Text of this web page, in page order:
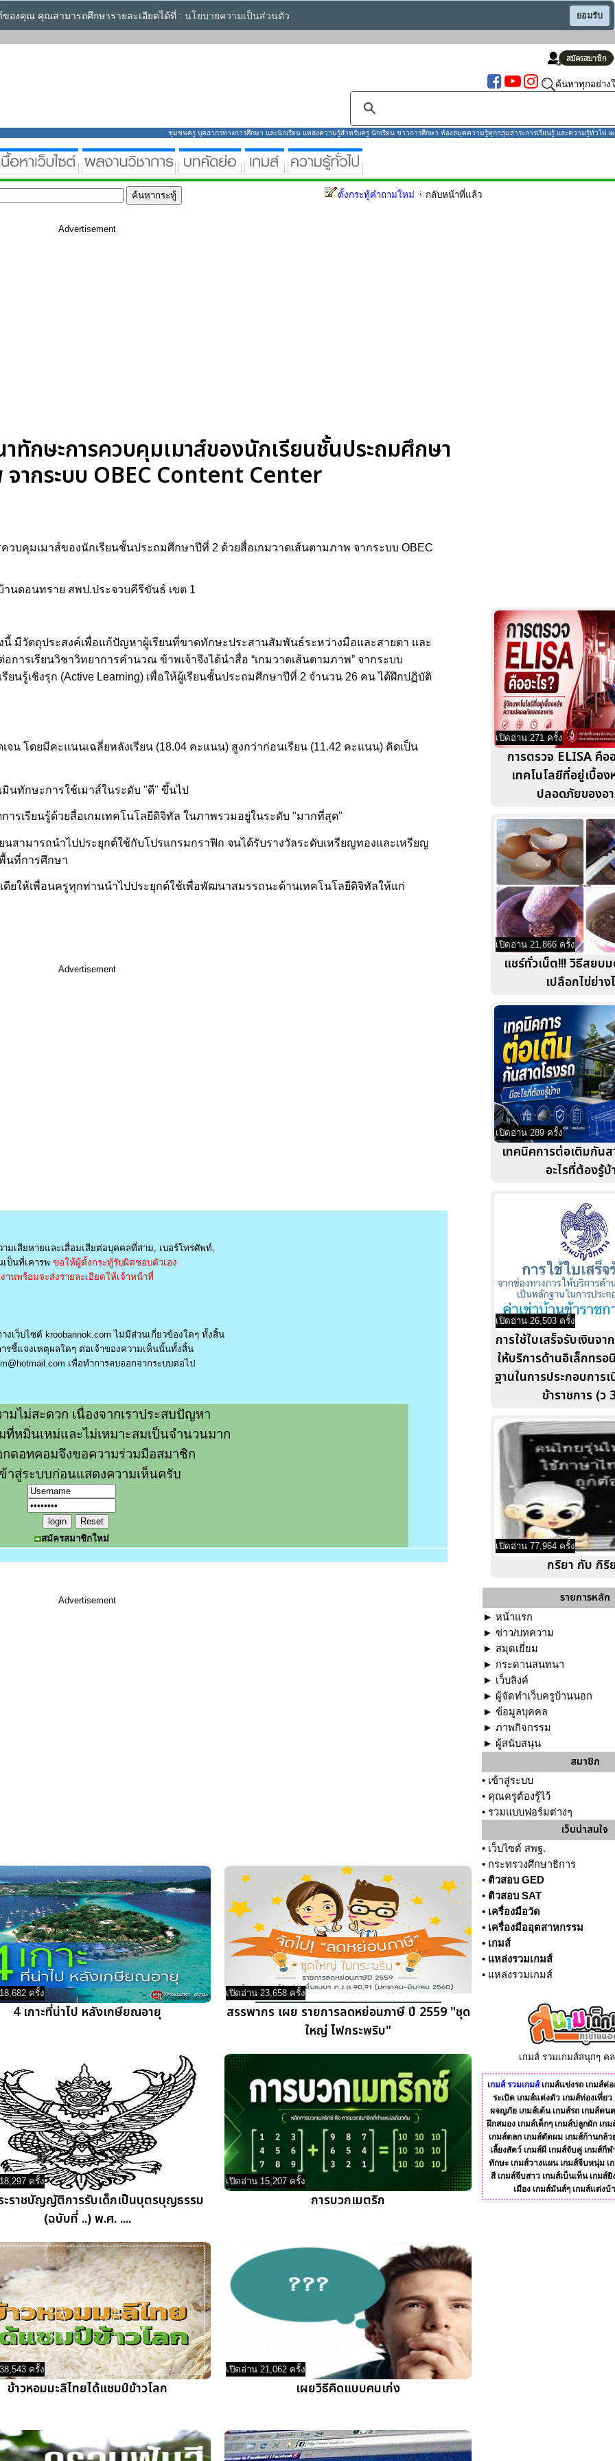
องคุณ คุณสามารถศึกษารายละเอียดได้ที่ : นโยบายความเป็นส่วนตัว ยอมรับ
ค้นหาทุกอย่าง
ชุมชนครู บุคลากรทางการศึกษา และนักเรียน แหล่งความรู้สำหรับครู นักเรียน ข่าวการศึกษา ห้องสมุดความรู้ทุกกลุ่มสาระการเรียนรู้ และความรู้ทั่วไป เ
ตั้งกระทู้คำถามใหม่ กลับหน้าที่แล้ว
Advertisement
ทักษะการควบคุมเมาส์ของนักเรียนชั้นประถมศึกษา
ากระบบ OBEC Content Center
วบคุมเมาส์ของนักเรียนชั้นประถมศึกษาปีที่ 2 ด้วยสื่อเกมวาดเส้นตามภาพ จากระบบ OBEC
านดอนทราย สพป.ประจวบคีรีขันธ์ เขต 1
นี้ มีวัตถุประสงค์เพื่อแก้ปัญหาผู้เรียนที่ขาดทักษะประสานสัมพันธ์ระหว่างมือและสายตา และ
ารเรียนวิชาวิทยาการคำนวณ ข้าพเจ้าจึงได้นำสื่อ “เกมวาดเส้นตามภาพ” จากระบบ
ยนรู้เชิงรุก (Active Learning) เพื่อให้ผู้เรียนชั้นประถมศึกษาปีที่ 2 จำนวน 26 คน ได้ฝึกปฏิบัติ
โดยมีคะแนนเฉลี่ยหลังเรียน (18.04 คะแนน) สูงกว่าก่อนเรียน (11.42 คะแนน) คิดเป็น
นทักษะการใช้เมาส์ในระดับ "ดี" ขึ้นไป
รเรียนรู้ด้วยสื่อเกมเทคโนโลยีดิจิทัล ในภาพรวมอยู่ในระดับ "มากที่สุด"
สามารถนำไปประยุกต์ใช้กับโปรแกรมกราฟิก จนได้รับรางวัลระดับเหรียญทองและเหรียญ
นที่การศึกษา
ดียให้เพื่อนครูทุกท่านนำไปประยุกต์ใช้เพื่อพัฒนาสมรรถนะด้านเทคโนโลยีดิจิทัลให้แก่
Advertisement
เสียหายและเสื่อมเสียต่อบุคคลที่สาม, เบอร์โทรศัพท์,
ป็นที่เคารพ ขอให้ผู้ตั้งกระทู้รับผิดชอบตัวเอง
นพร้อมจะส่งรายละเอียดให้เจ้าหน้าที่
เว็บไซต์ kroobannok.com ไม่มีส่วนเกี่ยวข้องใดๆ ทั้งสิ้น
ชี้แจงเหตุผลใดๆ ต่อเจ้าของความเห็นนั้นทั้งสิ้น
เพื่อทำการลบออกจากระบบต่อไป
มไม่สะดวก เนื่องจากเราประสบปัญหา
หมิ่นเหม่และไม่เหมาะสมเป็นจำนวนมาก
ดอทคอมจึงขอความร่วมมือสมาชิก
าสู่ระบบก่อนแสดงความเห็นครับ
สมัครสมาชิกใหม่
Advertisement
ครั้ง
4 เกาะที่น่าไป หลังเกษียณอายุ
เปิดอ่าน 23,658 ครั้ง
สรรพากร เผย รายการลดหย่อนภาษี ปี 2559 "ชุด
ใหญ่ ไฟกระพริบ"
ครั้ง
ะราชบัญญัติการรับเด็กเป็นบุตรบุญธรรม
(ฉบับที่ ..) พ.ศ. ....
เปิดอ่าน 15,207 ครั้ง
การบวกเมตริก
ครั้ง
ข้าวหอมมะลิไทยได้แชมป์ข้าวโลก
เปิดอ่าน 21,062 ครั้ง
เผยวิธีคิดแบบคนเก่ง
เปิดอ่าน 271 ครั้ง
การตรวจ ELISA คือ
เทคโนโลยีที่อยู่เบื้อ
ปลอดภัยของอ
เปิดอ่าน 21,866 ครั้ง
แชร์ทั่วเน็ต!!! วิธีสยบ
เปลือกไข่ย่าง
เปิดอ่าน 289 ครั้ง
เทคนิคการต่อเติมกัน
อะไรที่ต้องรู้บ้
เปิดอ่าน 26,503 ครั้ง
การใช้ใบเสร็จรับเงินจ
ให้บริการด้านอิเล็กทร
ฐานในการประกอบการ
ข้าราชการ (ว
เปิดอ่าน 77,964 ครั้ง
กริยา กับ กิริ
รายการหลัก
► หน้าแรก
► ข่าว/บทความ
► สมุดเยี่ยม
► กระดานสนทนา
► เว็บลิงค์
► ผู้จัดทำเว็บครูบ้านนอก
► ข้อมูลบุคคล
► ภาพกิจกรรม
► ผู้สนับสนุน
สมาชิก
• เข้าสู่ระบบ
• คุณครูต้องรู้ไว้
• รวมแบบฟอร์มต่างๆ
เว็บน่าสนใจ
• เว็บไซต์ สพฐ.
• กระทรวงศึกษาธิการ
• ติวสอบ GED
• ติวสอบ SAT
• เครื่องมือวัด
• เครื่องมืออุตสาหกรรม
• เกมส์
• แหล่งรวมเกมส์
• แหล่งรวมเกมส์
เกมส์ รวมเกมส์สนุกๆ ค
เกมส์ รวมเกมส์ เกมส์แข่งรถ เกมส์ต่อ
ระเบิด เกมส์แต่งตัว เกมส์ท่องเที่ยว
ผจญภัย เกมส์เต้น เกมส์รถ เกมส์ดน
ฝึกสมอง เกมส์เด็กๆ เกมส์ปลูกผัก เก
เกมส์ตลก เกมส์ตัดผม เกมส์ก้านกล้ว
เลี้ยงสัตว์ เกมส์ผี เกมส์จับคู่ เกมส์กีฬ
ทักษะ เกมส์วางแผน เกมส์จีบหนุ่ม เ
สี เกมส์จีบสาว เกมส์เบ็นเท็น เกมส์ยิ
เมือง เกมส์มันส์ๆ เกมส์แต่งบ้